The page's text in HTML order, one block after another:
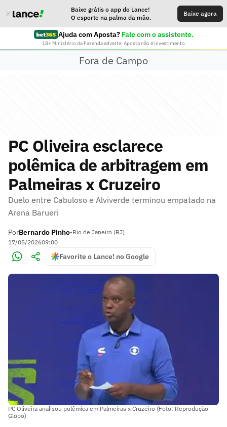
Baixe grátis o app do Lance!
O esporte na palma da mão.
Baixe agora
Ajuda com Aposta? Fale com o assistente.
18+ Ministério da Fazenda adverte: Aposta não é investimento
Fora de Campo
PC Oliveira esclarece
polêmica de arbitragem em
Palmeiras x Cruzeiro
Duelo entre Cabuloso e Alviverde terminou empatado na
Arena Barueri
PorBernardo Pinho•Rio de Janeiro (RJ)
17/05/202609:00
Favorite o Lance! no Google
PC Oliveira analisou polêmica em Palmeiras x Cruzeiro (Foto: Reprodução
Globo)